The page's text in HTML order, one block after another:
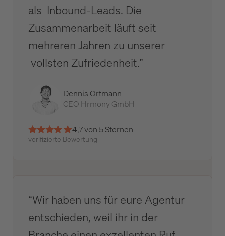
als Inbound-Leads. Die
Zusammenarbeit läuft seit
mehreren Jahren zu unserer
vollsten Zufriedenheit.”
Dennis Ortmann
CEO Hrmony GmbH
4,7 von 5 Sternen
verifizierte Bewertung
“Wir haben uns für eure Agentur
entschieden, weil ihr in der